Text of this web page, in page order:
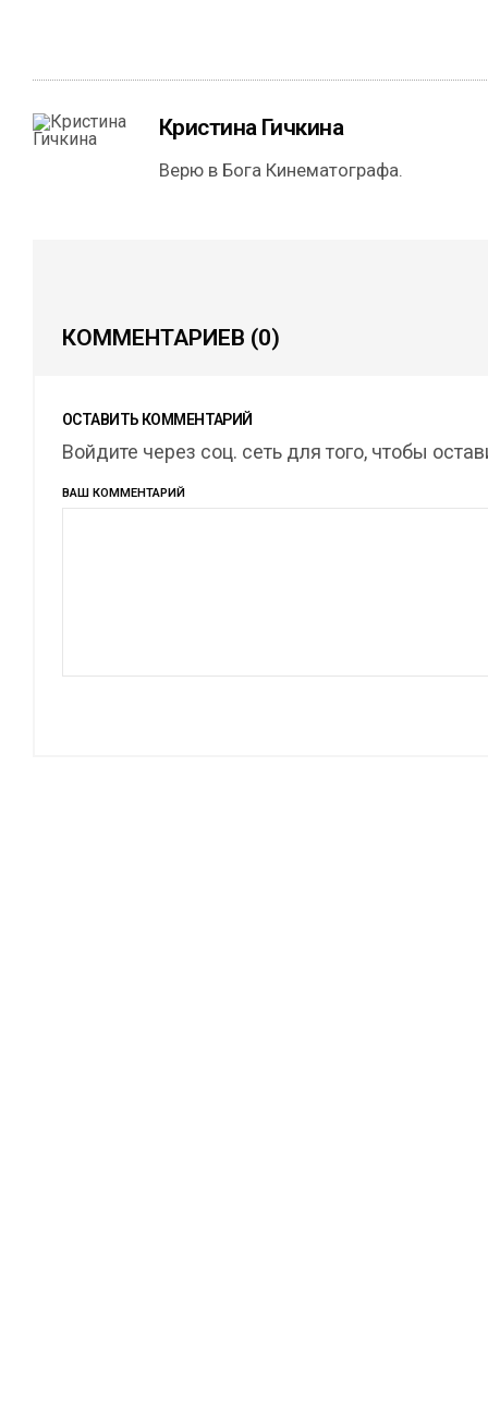
Кристина Гичкина
Верю в Бога Кинематографа.
КОММЕНТАРИЕВ (0)
ОСТАВИТЬ КОММЕНТАРИЙ
Войдите через соц. сеть для того, чтобы
ВАШ КОММЕНТАРИЙ